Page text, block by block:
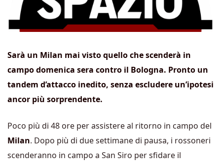
Sarà un Milan mai visto quello che scenderà in
campo domenica sera contro il Bologna. Pronto un
tandem d’attacco inedito, senza escludere un’ipotesi
ancor più sorprendente.
Poco più di 48 ore per assistere al ritorno in campo del
Milan. Dopo più di due settimane di pausa, i rossoneri
scenderanno in campo a San Siro per sfidare il